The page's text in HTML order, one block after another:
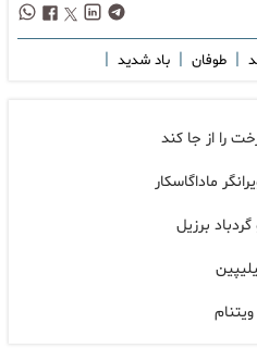
| طوفان | باد شدید |
ماداگاسکار
برزیل